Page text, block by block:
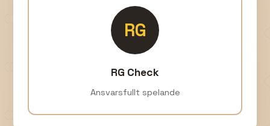
RG
RG Check
Ansvarsfullt spelande